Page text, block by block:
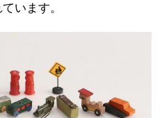
います。